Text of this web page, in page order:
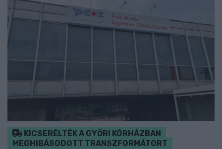
KICSERÉLTÉK A GYŐRI KÓRHÁZBAN
MEGHIBÁSODOTT TRANSZFORMÁTORT